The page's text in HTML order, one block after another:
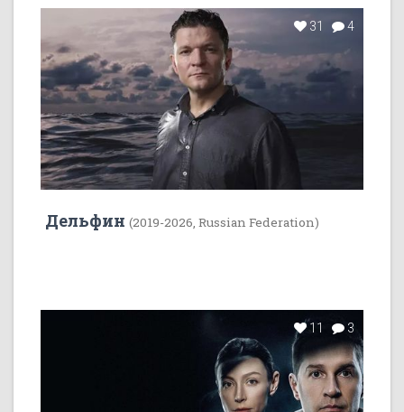
31 4
Дельфин (2019-2026, Russian Federation)
11 3